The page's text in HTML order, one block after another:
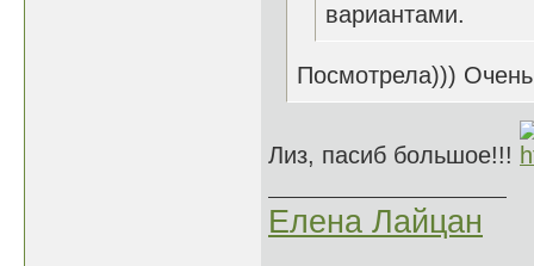
вариантами.
Посмотрела)))
Лиз, пасиб большое!!!
Елена Лайцан